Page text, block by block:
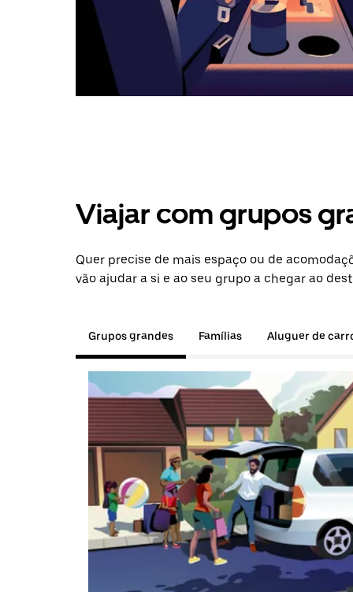
Viajar com grupos
Quer precise de mais espaço ou de
vão ajudar a si e ao seu grupo a chegar ao
Grupos grandes Famílias Aluguer de